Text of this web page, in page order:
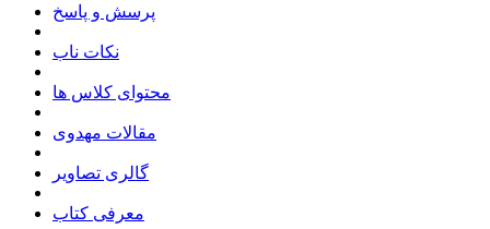
پرسش و پاسخ
نکات ناب
محتوای کلاس ها
مقالات مهدوی
گالری تصاویر
معرفی کتاب